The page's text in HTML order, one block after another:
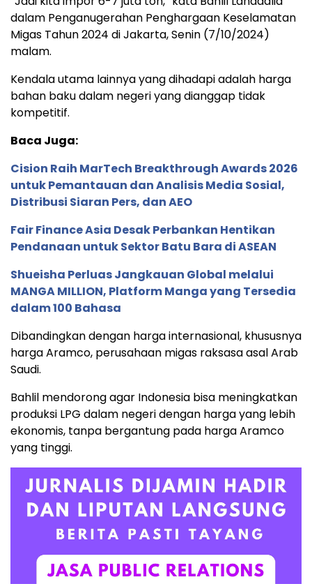
dalam Penganugerahan Penghargaan Keselamatan
Migas Tahun 2024 di Jakarta, Senin (7/10/2024)
malam.
Kendala utama lainnya yang dihadapi adalah harga
bahan baku dalam negeri yang dianggap tidak
kompetitif.
Baca Juga:
Cision Raih MarTech Breakthrough Awards 2026
untuk Pemantauan dan Analisis Media Sosial,
Distribusi Siaran Pers, dan AEO
Fair Finance Asia Desak Perbankan Hentikan
Pendanaan untuk Sektor Batu Bara di ASEAN
Shueisha Perluas Jangkauan Global melalui
MANGA MILLION, Platform Manga yang Tersedia
dalam 100 Bahasa
Dibandingkan dengan harga internasional, khususnya
harga Aramco, perusahaan migas raksasa asal Arab
Saudi.
Bahlil mendorong agar Indonesia bisa meningkatkan
produksi LPG dalam negeri dengan harga yang lebih
ekonomis, tanpa bergantung pada harga Aramco
yang tinggi.